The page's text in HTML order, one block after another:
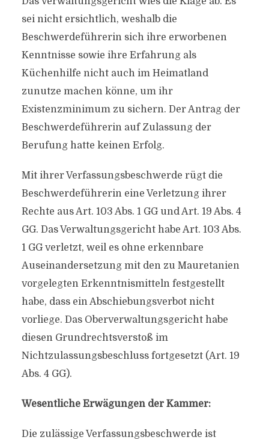
sei nicht ersichtlich, weshalb die
Beschwerdeführerin sich ihre erworbenen
Kenntnisse sowie ihre Erfahrung als
Küchenhilfe nicht auch im Heimatland
zunutze machen könne, um ihr
Existenzminimum zu sichern. Der Antrag der
Beschwerdeführerin auf Zulassung der
Berufung hatte keinen Erfolg.
Mit ihrer Verfassungsbeschwerde rügt die
Beschwerdeführerin eine Verletzung ihrer
Rechte aus Art. 103 Abs. 1 GG und Art. 19 Abs. 4
GG. Das Verwaltungsgericht habe Art. 103 Abs.
1 GG verletzt, weil es ohne erkennbare
Auseinandersetzung mit den zu Mauretanien
vorgelegten Erkenntnismitteln festgestellt
habe, dass ein Abschiebungsverbot nicht
vorliege. Das Oberverwaltungsgericht habe
diesen Grundrechtsverstoß im
Nichtzulassungsbeschluss fortgesetzt (Art. 19
Abs. 4 GG).
Wesentliche Erwägungen der Kammer:
Die zulässige Verfassungsbeschwerde ist